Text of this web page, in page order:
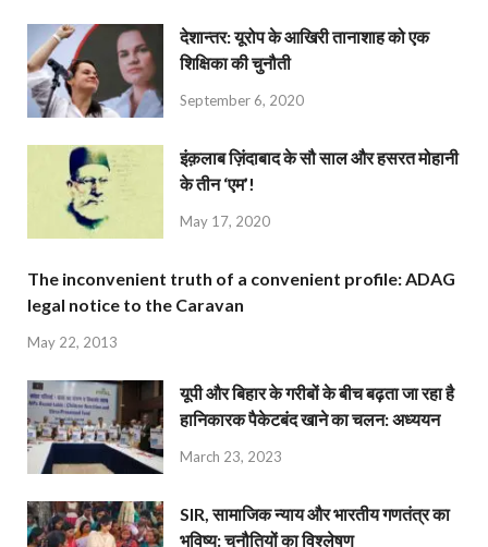
देशान्‍तर: यूरोप के आखिरी तानाशाह को एक
शिक्षिका की चुनौती
September 6, 2020
इंक़लाब ज़िंदाबाद के सौ साल और हसरत मोहानी
के तीन ‘एम’!
May 17, 2020
The inconvenient truth of a convenient profile: ADAG
legal notice to the Caravan
May 22, 2013
यूपी और बिहार के गरीबों के बीच बढ़ता जा रहा है
हानिकारक पैकेटबंद खाने का चलन: अध्ययन
March 23, 2023
SIR, सामाजिक न्याय और भारतीय गणतंत्र का
भविष्य: चुनौतियों का विश्लेषण